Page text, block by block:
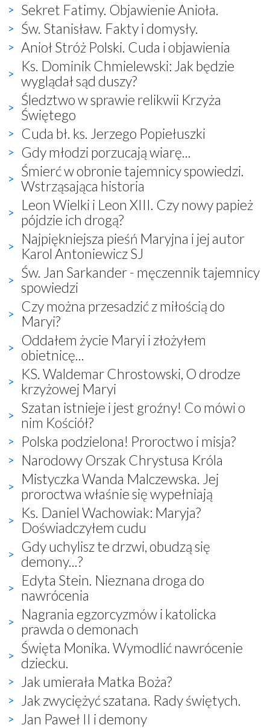
Sekret Fatimy. Objawienie Anioła.
Św. Stanisław. Fakty i domysły.
Anioł Stróż Polski. Cuda i objawienia
Ks. Dominik Chmielewski: Jak będzie
wyglądał sąd duszy?
Śledztwo w sprawie relikwii Krzyża
Świętego
Cuda bł. ks. Jerzego Popiełuszki
Gdy młodzi porzucają wiarę...
Śmierć w obronie tajemnicy spowiedzi.
Wstrząsająca historia
Leon Wielki i Leon XIII. Czy nowy papież
pójdzie ich drogą?
Najpiękniejsza pieśń Maryjna i jej autor
Karol Antoniewicz SJ
Św. Jan Sarkander - męczennik tajemnicy
spowiedzi
Czy można przesadzić z miłością do
Maryi?
Oddałem życie Maryi i złożyłem
obietnicę...
KS. Waldemar Chrostowski, O drodze
krzyżowej Maryi
Szatan istnieje i jest groźny! Co mówi o
nim Kościół?
Polska podzielona! Proroctwo i misja?
Narodowy Orszak Chrystusa Króla
Mistyczka Wanda Malczewska. Jej
proroctwa właśnie się wypełniają
Ks. Daniel Wachowiak: Maryja?
Doświadczyłem cudu
Gdy uchylisz te drzwi, obudzą się
demony...?
Edyta Stein. Nieznana droga do
nawrócenia
Nagrania egzorcyzmów i katolicka
prawda o demonach
Święta Monika. Wymodlić nawrócenie
dziecku.
Jak umierała Matka Boża?
Jak zwyciężyć szatana. Rady świętych.
Jan Paweł II i demony